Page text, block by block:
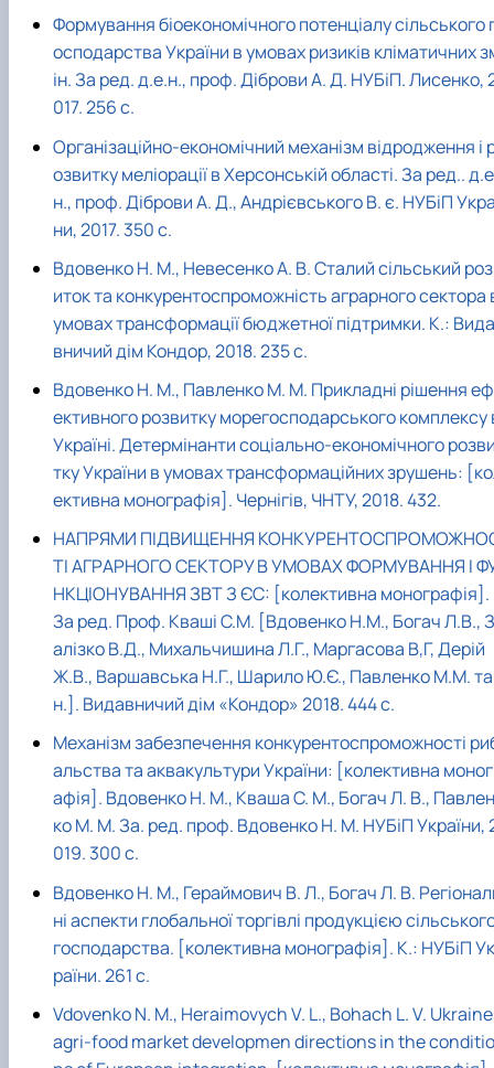
Формування біоекономічного потенціалу сільського
осподарства України в умовах ризиків кліматичних
ін. За ред. д.е.н., проф. Діброви А. Д. НУБіП. Лисенко,
017. 256 с.
Організаційно-економічний механізм відродження і
озвитку меліорації в Херсонській області. За ред..
н., проф. Діброви А. Д., Андрієвського В. є. НУБіП
ни, 2017. 350 с.
Вдовенко Н. М., Невесенко А. В. Сталий сільський
иток та конкурентоспроможність аграрного сектора
умовах трансформації бюджетної підтримки. К.: Вида
вничий дім Кондор, 2018. 235 с.
Вдовенко Н. М., Павленко М. М. Прикладні рішення еф
ективного розвитку морегосподарського комплексу
Україні. Детермінанти соціально-економічного
тку України в умовах трансформаційних зрушень:
ективна монографія]. Чернігів, ЧНТУ, 2018. 432.
НАПРЯМИ ПІДВИЩЕННЯ
ТІ АГРАРНОГО СЕКТОРУ В УМОВАХ ФОРМУВАННЯ І
НКЦІОНУВАННЯ ЗВТ З ЄС: [колективна монографія].
За ред. Проф. Кваші С.М. [Вдовенко Н.М., Богач Л.В., З
алізко В.Д., Михальчишина Л.Г., Маргасова В,Г, Дерій
Ж.В., Варшавська Н.Г., Шарило Ю.Є., Павленко М.М. та
н.]. Видавничий дім «Кондор» 2018. 444 с.
Механізм забезпечення конкурентоспроможності
альства та аквакультури України: [колективна
афія]. Вдовенко Н. М., Кваша С. М., Богач Л. В., Павлен
ко М. М. За. ред. проф. Вдовенко Н. М. НУБіП України,
019. 300 с.
Вдовенко Н. М., Гераймович В. Л., Богач Л. В.
ні аспекти глобальної торгівлі продукцією
господарства. [колективна монографія]. К.: НУБіП Ук
раїни. 261 с.
Vdovenko N. M., Heraimovych V. L., Bohach L. V.
agri-food market developmen directions in the conditio